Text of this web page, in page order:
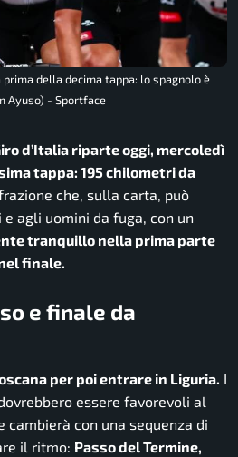
della decima tappa: lo spagnolo è
Ayuso) - Sportface
d’Italia riparte oggi, mercoledì
tappa: 195 chilometri da
frazione che, sulla carta, può
agli uomini da fuga, con un
tranquillo nella prima parte
finale.
e finale da
per poi entrare in Liguria. I
essere favorevoli al
cambierà con una sequenza di
il ritmo: Passo del Termine,